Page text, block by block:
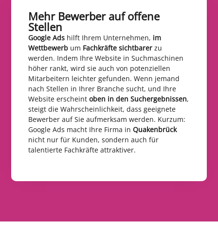
Mehr Bewerber auf offene
Stellen​
Google Ads hilft Ihrem Unternehmen, im
Wettbewerb um Fachkräfte sichtbarer zu
werden. Indem Ihre Website in Suchmaschinen
höher rankt, wird sie auch von potenziellen
Mitarbeitern leichter gefunden. Wenn jemand
nach Stellen in Ihrer Branche sucht, und Ihre
Website erscheint oben in den Suchergebnissen,
steigt die Wahrscheinlichkeit, dass geeignete
Bewerber auf Sie aufmerksam werden. Kurzum:
Google Ads macht Ihre Firma in Quakenbrück
nicht nur für Kunden, sondern auch für
talentierte Fachkräfte attraktiver.